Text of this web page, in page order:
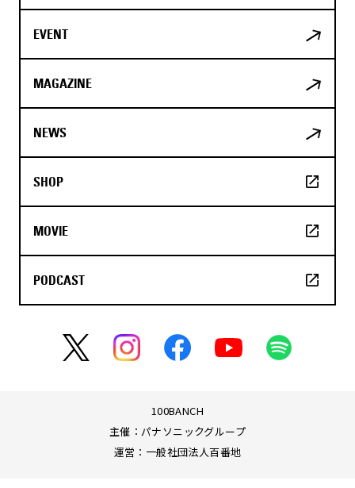
EVENT
MAGAZINE
NEWS
SHOP
MOVIE
PODCAST
100BANCH
主催：パナソニックグループ
運営：一般社団法人百番地